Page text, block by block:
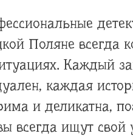
Поляне всегда
Каждый
каждая
и деликатна,
всегда ищут